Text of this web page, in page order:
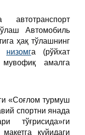
Автомобиль
ҳақ тўлашнинг
низомга (рўйхат
амалга
«Соғлом турмуш
спортни янада
тўғрисида»ги
қуйидаги